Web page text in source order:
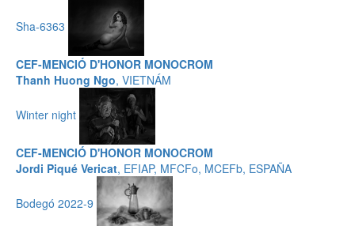
Sha-6363
CEF-MENCIÓ D'HONOR MONOCROM
Thanh Huong Ngo, VIETNÁM
Winter night
CEF-MENCIÓ D'HONOR MONOCROM
Jordi Piqué Vericat, EFIAP, MFCFo, MCEFb, ESPAÑA
Bodegó 2022-9